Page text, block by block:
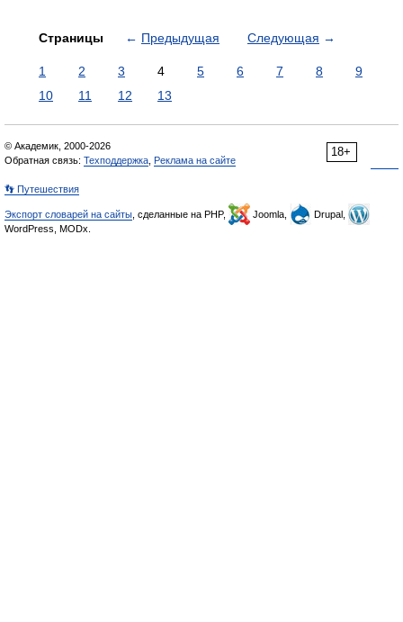
Страницы ← Предыдущая Следующая →
1 2 3 4 5 6 7 8
9
10
11 12 13
18+
© Академик, 2000-2026
Обратная связь: Техподдержка Реклама на сайте
👣 Путешествия
Экспорт словарей на сайты , сделанные на PHP, Joomla,
Drupal,
WordPress, MODx.